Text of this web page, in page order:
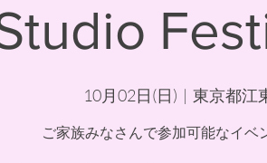
10月02日(日)
  |
東京都江
ご家族みなさんで参加可能なイベ